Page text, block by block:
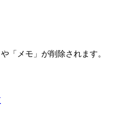
「メモ」が削除されます。